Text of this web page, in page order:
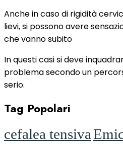
Anche in caso di rigidità
lievi, si possono avere
che vanno subito
In questi casi si deve
problema secondo un
serio.
Tag Popolari
cefalea tensiva